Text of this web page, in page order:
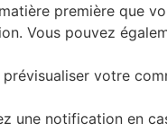
première que
Vous pouvez
votre
une notification en